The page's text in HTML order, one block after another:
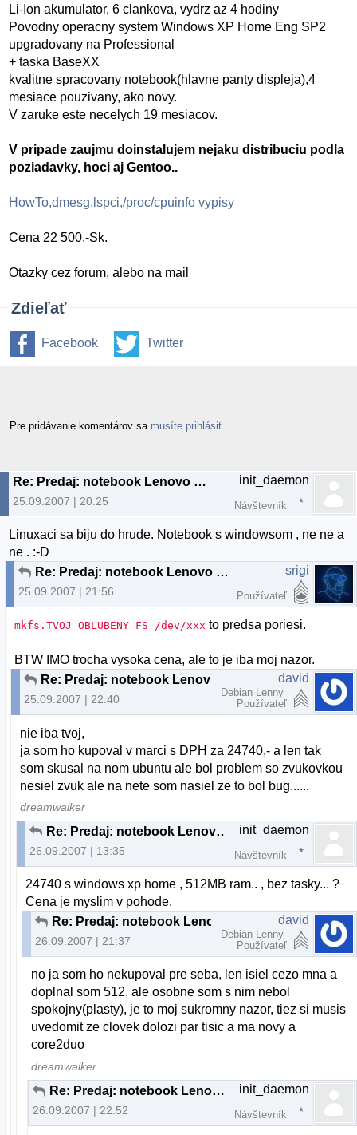
Li-Ion akumulator, 6 clankova, vydrz az 4 hodiny
Povodny operacny system Windows XP Home Eng SP2
upgradovany na Professional
+ taska BaseXX
kvalitne spracovany notebook(hlavne panty displeja),4
mesiace pouzivany, ako novy.
V zaruke este necelych 19 mesiacov.
V pripade zaujmu doinstalujem nejaku distribuciu podla
poziadavky, hoci aj Gentoo..
HowTo,dmesg,lspci,/proc/cpuinfo vypisy
Cena 22 500,-Sk.
Otazky cez forum, alebo na mail
Zdieľať
Facebook Twitter
Pre pridávanie komentárov sa musíte prihlásiť
Re: Predaj: notebook Lenovo 3000 C200
25.09.2007 | 20:25
init_daemon
Návštevník
Linuxaci sa biju do hrude. Notebook s windowsom , ne ne a
ne . :-D
Re: Predaj: notebook Lenovo 3000 C200
25.09.2007 | 21:56
srigi
Používateľ
mkfs.TVOJ_OBLUBENY_FS /dev/xxx to predsa poriesi.
BTW IMO trocha vysoka cena, ale to je iba moj nazor.
25.09.2007 | 22:40
david
Debian Lenny
Používateľ
nie iba tvoj,
ja som ho kupoval v marci s DPH za 24740,- a len tak
som skusal na nom ubuntu ale bol problem so zvukovkou
nesiel zvuk ale na nete som nasiel ze to bol bug......
dreamwalker
Re: Predaj: notebook Lenovo 3000 C200
26.09.2007 | 13:35
init_daemon
Návštevník
24740 s windows xp home , 512MB ram.. , bez tasky... ?
Cena je myslim v pohode.
26.09.2007 | 21:37
david
Debian Lenny
Používateľ
no ja som ho nekupoval pre seba, len isiel cezo mna a
doplnal som 512, ale osobne som s nim nebol
spokojny(plasty), je to moj sukromny nazor, tiez si musis
uvedomit ze clovek dolozi par tisic a ma novy a
core2duo
dreamwalker
Re: Predaj: notebook Lenovo 3000 C200
26.09.2007 | 22:52
init_daemon
Návštevník